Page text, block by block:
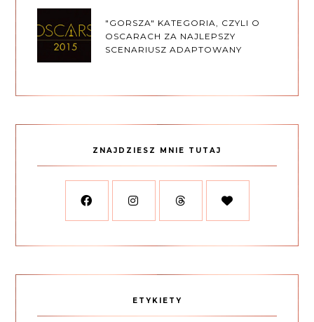
"GORSZA" KATEGORIA, CZYLI O
OSCARACH ZA NAJLEPSZY
SCENARIUSZ ADAPTOWANY
ZNAJDZIESZ MNIE TUTAJ
ETYKIETY